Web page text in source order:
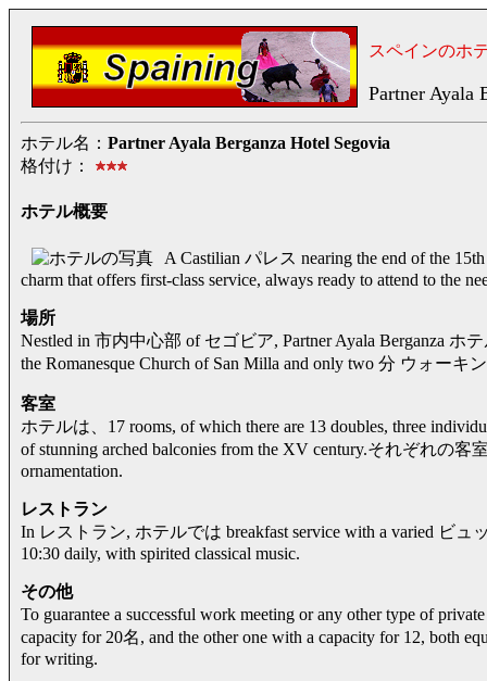
スペインのホ
Partner Ayala
ホテル名： Partner Ayala Berganza Hotel Segovia
格付け：
ホテル概要
A Castilian パレス nearing the end of the
charm that offers first-class service, always ready to attend to the
場所
Nestled in 市内中心部 of セゴビア, Partner Ayala Berganza ホテ
the Romanesque Church of San Milla and only two 分 ウォーキ
客室
ホテルは、17 rooms, of which there are 13 doubles, three
of stunning arched balconies from the XV century.それぞれの客
ornamentation.
レストラン
In レストラン, ホテルでは breakfast service with a varied ビュ
10:30 daily, with spirited classical music.
その他
To guarantee a successful work meeting or any other type of
capacity for 20名, and the other one with a capacity for 12, both
for writing.